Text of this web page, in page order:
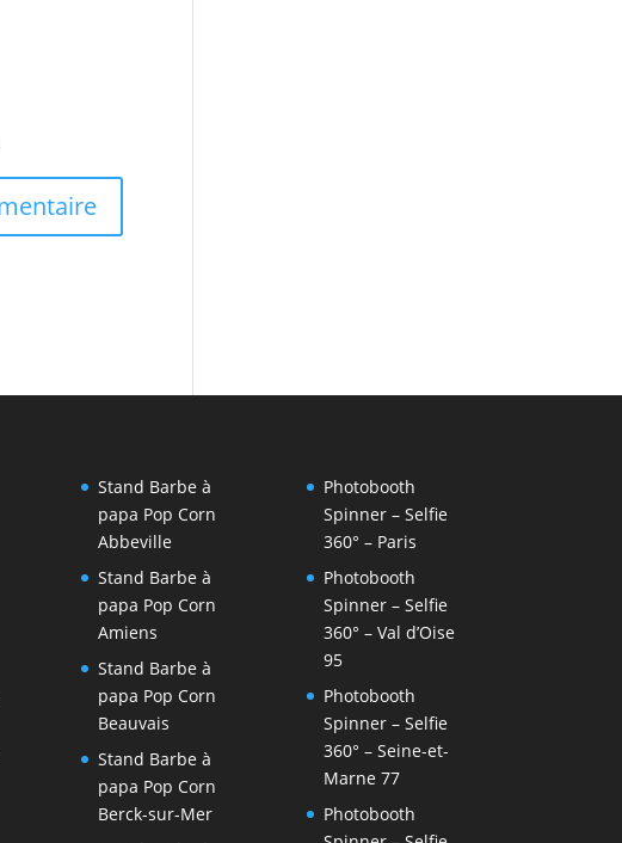
Stand Barbe à
papa Pop Corn
Abbeville
Stand Barbe à
papa Pop Corn
Amiens
Stand Barbe à
papa Pop Corn
Beauvais
Stand Barbe à
papa Pop Corn
Berck-sur-Mer
Photobooth
Spinner – Selfie
360° – Paris
Photobooth
Spinner – Selfie
360° – Val d’Oise
95
Photobooth
Spinner – Selfie
360° – Seine-et-
Marne 77
Photobooth